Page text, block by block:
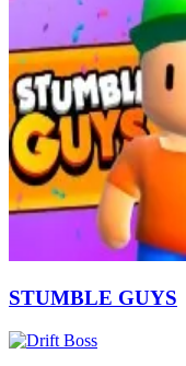
STUMBLE GUYS